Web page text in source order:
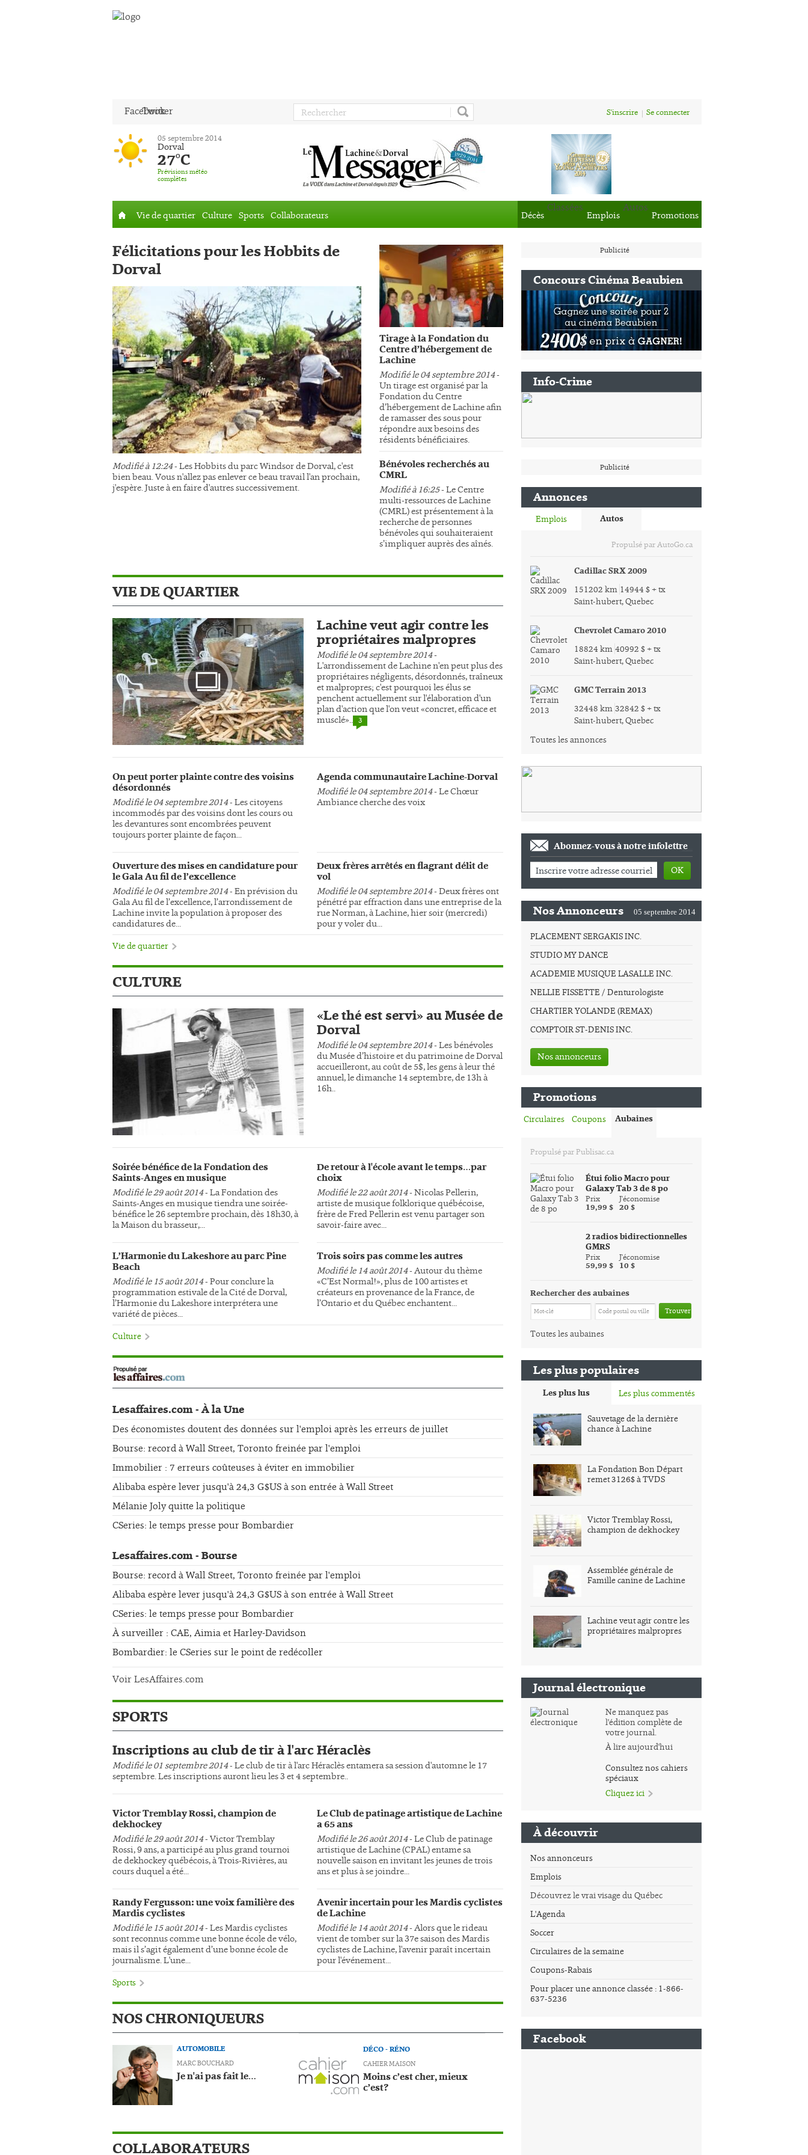
Facebook
Twitter S'inscrire Se connecter
05 septembre 2014
Dorval
27°C
Prévisions météo
complètes
Vie de quartier Culture Sports Collaborateurs Décès
Classées
Emplois
Autos
Promotions
Félicitations pour les Hobbits de
Dorval
Modifié à 12:24- Les Hobbits du parc Windsor de Dorval, c'est
bien beau. Vous n'allez pas enlever ce beau travail l'an prochain,
j'espère. Juste à en faire d'autres successivement.
Tirage à la Fondation du
Centre d’hébergement de
Lachine
Modifié le 04 septembre 2014-
Un tirage est organisé par la
Fondation du Centre
d’hébergement de Lachine afin
de ramasser des sous pour
répondre aux besoins des
résidents bénéficiaires.
Bénévoles recherchés au
CMRL
Modifié à 16:25- Le Centre
multi-ressources de Lachine
(CMRL) est présentement à la
recherche de personnes
bénévoles qui souhaiteraient
s’impliquer auprès des aînés.
VIE DE QUARTIER
Lachine veut agir contre les
propriétaires malpropres
Modifié le 04 septembre 2014-
L'arrondissement de Lachine n'en peut plus des
propriétaires négligents, désordonnés, traîneux
et malpropres; c'est pourquoi les élus se
penchent actuellement sur l'élaboration d'un
plan d'action que l'on veut «concret, efficace et
musclé».. 3
Photo
On peut porter plainte contre des voisins
désordonnés
Modifié le 04 septembre 2014- Les citoyens
incommodés par des voisins dont les cours ou
les devantures sont encombrées peuvent
toujours porter plainte de façon...
Ouverture des mises en candidature pour
le Gala Au fil de l’excellence
Modifié le 04 septembre 2014- En prévision du
Gala Au fil de l’excellence, l’arrondissement de
Lachine invite la population à proposer des
candidatures de...
Agenda communautaire Lachine-Dorval
Modifié le 04 septembre 2014- Le Chœur
Ambiance cherche des voix
Deux frères arrêtés en flagrant délit de
vol
Modifié le 04 septembre 2014- Deux frères ont
pénétré par effraction dans une entreprise de la
rue Norman, à Lachine, hier soir (mercredi)
pour y voler du...
Vie de quartier
CULTURE
«Le thé est servi» au Musée de
Dorval
Modifié le 04 septembre 2014- Les bénévoles
du Musée d’histoire et du patrimoine de Dorval
accueilleront, au coût de 5$, les gens à leur thé
annuel, le dimanche 14 septembre, de 13h à
16h..
Soirée bénéfice de la Fondation des
Saints-Anges en musique
Modifié le 29 août 2014- La Fondation des
Saints-Anges en musique tiendra une soirée-
bénéfice le 26 septembre prochain, dès 18h30, à
la Maison du brasseur,...
L’Harmonie du Lakeshore au parc Pine
Beach
Modifié le 15 août 2014- Pour conclure la
programmation estivale de la Cité de Dorval,
l’Harmonie du Lakeshore interprétera une
variété de pièces...
De retour à l'école avant le temps…par
choix
Modifié le 22 août 2014- Nicolas Pellerin,
artiste de musique folklorique québécoise,
frère de Fred Pellerin est venu partager son
savoir-faire avec...
Trois soirs pas comme les autres
Modifié le 14 août 2014- Autour du thème
«C’Est Normal!», plus de 100 artistes et
créateurs en provenance de la France, de
l’Ontario et du Québec enchantent...
Culture
Lesaffaires.com - À la Une
Des économistes doutent des données sur l'emploi après les erreurs de juillet
Bourse: record à Wall Street, Toronto freinée par l'emploi
Immobilier : 7 erreurs coûteuses à éviter en immobilier
Alibaba espère lever jusqu'à 24,3 G$US à son entrée à Wall Street
Mélanie Joly quitte la politique
CSeries: le temps presse pour Bombardier
Lesaffaires.com - Bourse
Bourse: record à Wall Street, Toronto freinée par l'emploi
Alibaba espère lever jusqu'à 24,3 G$US à son entrée à Wall Street
CSeries: le temps presse pour Bombardier
À surveiller : CAE, Aimia et Harley-Davidson
Bombardier: le CSeries sur le point de redécoller
Voir LesAffaires.com
SPORTS
Inscriptions au club de tir à l'arc Héraclès
Modifié le 01 septembre 2014- Le club de tir à l'arc Héraclès entamera sa session d'automne le 17
septembre. Les inscriptions auront lieu les 3 et 4 septembre..
Victor Tremblay Rossi, champion de
dekhockey
Modifié le 29 août 2014- Victor Tremblay
Rossi, 9 ans, a participé au plus grand tournoi
de dekhockey québécois, à Trois-Rivières, au
cours duquel a été...
Randy Fergusson: une voix familière des
Mardis cyclistes
Modifié le 15 août 2014- Les Mardis cyclistes
sont reconnus comme une bonne école de vélo,
mais il s’agit également d’une bonne école de
journalisme. L'une...
Le Club de patinage artistique de Lachine
a 65 ans
Modifié le 26 août 2014- Le Club de patinage
artistique de Lachine (CPAL) entame sa
nouvelle saison en invitant les jeunes de trois
ans et plus à se joindre...
Avenir incertain pour les Mardis cyclistes
de Lachine
Modifié le 14 août 2014- Alors que le rideau
vient de tomber sur la 37e saison des Mardis
cyclistes de Lachine, l'avenir paraît incertain
pour l'événement...
Sports
NOS CHRONIQUEURS
AUTOMOBILE
MARC BOUCHARD
Je n'ai pas fait le…
DÉCO - RÉNO
CAHIER MAISON
Moins c’est cher, mieux
c’est?
COLLABORATEURS
Publicité
Concours Cinéma Beaubien
Info-Crime
Publicité
Annonces
Emplois Autos
Propulsé par AutoGo.ca
Cadillac SRX 2009
151202 km 14944 $ + tx
Saint-hubert, Quebec
Chevrolet Camaro 2010
18824 km 40992 $ + tx
Saint-hubert, Quebec
GMC Terrain 2013
32448 km 32842 $ + tx
Saint-hubert, Quebec
Toutes les annonces
Abonnez-vous à notre infolettre
OK
Nos Annonceurs 05 septembre 2014
PLACEMENT SERGAKIS INC.
STUDIO MY DANCE
ACADEMIE MUSIQUE LASALLE INC.
NELLIE FISSETTE / Denturologiste
CHARTIER YOLANDE (REMAX)
COMPTOIR ST-DENIS INC.
Nos annonceurs
Promotions
Circulaires Coupons Aubaines
Propulsé par Publisac.ca
Étui folio Macro pour
Galaxy Tab 3 de 8 po
Prix
19,99 $
J'économise
20 $
2 radios bidirectionnelles
GMRS
Prix
59,99 $
J'économise
10 $
Rechercher des aubaines
Trouver
Toutes les aubaines
Les plus populaires
Les plus lus Les plus commentés
Sauvetage de la dernière
chance à Lachine
La Fondation Bon Départ
remet 3126$ à TVDS
Victor Tremblay Rossi,
champion de dekhockey
Assemblée générale de
Famille canine de Lachine
Lachine veut agir contre les
propriétaires malpropres
Journal électronique
Ne manquez pas
l'édition complète de
votre journal.
À lire aujourd'hui
Consultez nos cahiers
spéciaux
Cliquez ici
À découvrir
Nos annonceurs
Emplois
Découvrez le vrai visage du Québec
L'Agenda
Soccer
Circulaires de la semaine
Coupons-Rabais
Pour placer une annonce classée : 1-866-
637-5236
Facebook